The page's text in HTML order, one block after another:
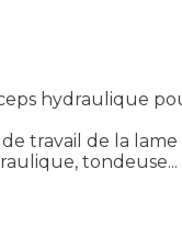
hydraulique
travail de la
tondeuse...